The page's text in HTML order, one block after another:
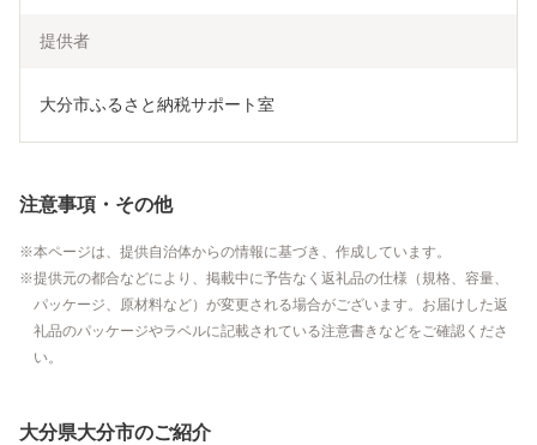
提供者
大分市ふるさと納税サポート室
注意事項・その他
本ページは、提供自治体からの情報に基づき、作成しています。
提供元の都合などにより、掲載中に予告なく返礼品の仕様（規格、容量、
パッケージ、原材料など）が変更される場合がございます。お届けした返
礼品のパッケージやラベルに記載されている注意書きなどをご確認くださ
い。
大分県大分市のご紹介